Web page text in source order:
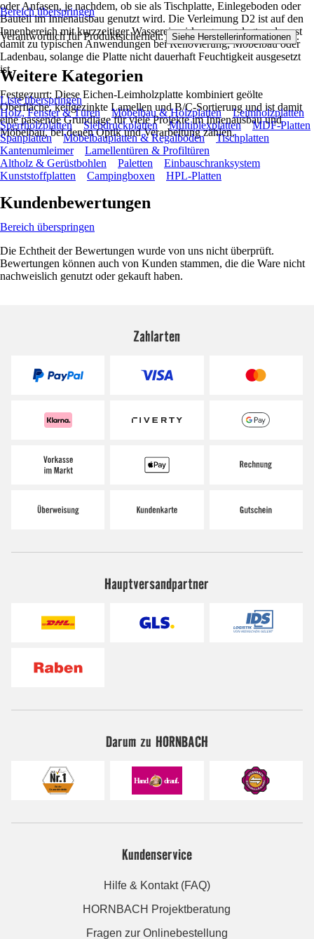
oder Anfasen, je nachdem, ob sie als Tischplatte, Einlegeboden oder
Bauteil im Innenausbau genutzt wird. Die Verleimung D2 ist auf den
Innenbereich mit kurzzeitiger Wassereinwirkung ausgelegt und passt
damit zu typischen Anwendungen bei Renovierung, Möbelbau oder
Ladenbau, solange die Platte nicht dauerhaft Feuchtigkeit ausgesetzt
ist.
Festgezurrt: Diese Eichen-Leimholzplatte kombiniert geölte
Oberfläche, keilgezinkte Lamellen und B/C-Sortierung und ist damit
eine passende Grundlage für viele Projekte im Innenausbau und
Möbelbau, bei denen Optik und Verarbeitung zählen.
Bereich überspringen
Verantwortlich für Produktsicherheit: Siehe Herstellerinformationen .
Weitere Kategorien
Liste überspringen
Holz, Fenster & Türen
Möbelbau & Holzplatten
Leimholzplatten
Sperrholzplatten
Siebdruckplatten Multiplexplatten
MDF-Platten
Spanplatten
Möbelbauplatten & Regalböden
Tischplatten
Kantenumleimer
Lamellentüren & Profiltüren
Altholz & Gerüstbohlen
Paletten
Einbauschranksystem
Kunststoffplatten
Campingboxen HPL-Platten
Kundenbewertungen
Bereich überspringen
Die Echtheit der Bewertungen wurde von uns nicht überprüft.
Bewertungen können auch von Kunden stammen, die die Ware nicht
nachweislich genutzt oder gekauft haben.
Zahlarten
Hauptversandpartner
Darum zu HORNBACH
Kundenservice
Hilfe & Kontakt (FAQ)
HORNBACH Projektberatung
Fragen zur Onlinebestellung